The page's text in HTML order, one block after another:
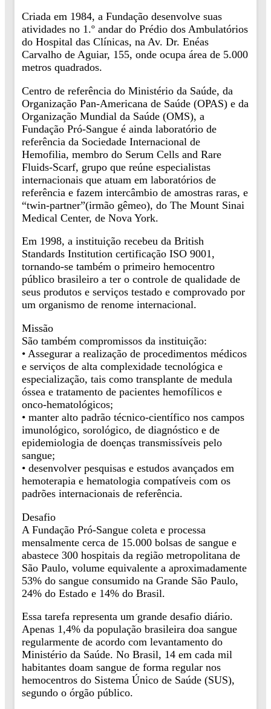
Criada em 1984, a Fundação desenvolve suas
atividades no 1.º andar do Prédio dos Ambulatórios
do Hospital das Clínicas, na Av. Dr. Enéas
Carvalho de Aguiar, 155, onde ocupa área de 5.000
metros quadrados.
Centro de referência do Ministério da Saúde, da
Organização Pan-Americana de Saúde (OPAS) e da
Organização Mundial da Saúde (OMS), a
Fundação Pró-Sangue é ainda laboratório de
referência da Sociedade Internacional de
Hemofilia, membro do Serum Cells and Rare
Fluids-Scarf, grupo que reúne especialistas
internacionais que atuam em laboratórios de
referência e fazem intercâmbio de amostras raras, e
“twin-partner”(irmão gêmeo), do The Mount Sinai
Medical Center, de Nova York.
Em 1998, a instituição recebeu da British
Standards Institution certificação ISO 9001,
tornando-se também o primeiro hemocentro
público brasileiro a ter o controle de qualidade de
seus produtos e serviços testado e comprovado por
um organismo de renome internacional.
Missão
São também compromissos da instituição:
• Assegurar a realização de procedimentos médicos
e serviços de alta complexidade tecnológica e
especialização, tais como transplante de medula
óssea e tratamento de pacientes hemofílicos e
onco-hematológicos;
• manter alto padrão técnico-científico nos campos
imunológico, sorológico, de diagnóstico e de
epidemiologia de doenças transmissíveis pelo
sangue;
• desenvolver pesquisas e estudos avançados em
hemoterapia e hematologia compatíveis com os
padrões internacionais de referência.
Desafio
A Fundação Pró-Sangue coleta e processa
mensalmente cerca de 15.000 bolsas de sangue e
abastece 300 hospitais da região metropolitana de
São Paulo, volume equivalente a aproximadamente
53% do sangue consumido na Grande São Paulo,
24% do Estado e 14% do Brasil.
Essa tarefa representa um grande desafio diário.
Apenas 1,4% da população brasileira doa sangue
regularmente de acordo com levantamento do
Ministério da Saúde. No Brasil, 14 em cada mil
habitantes doam sangue de forma regular nos
hemocentros do Sistema Único de Saúde (SUS),
segundo o órgão público.